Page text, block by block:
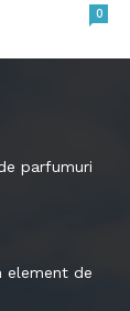
0
parfumuri
element de